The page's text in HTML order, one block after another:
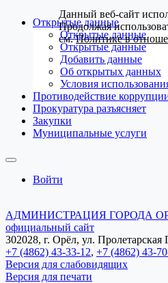
Открытые данные
Открытые данные
Открытые данные
Добавить данные
Об открытых данных
Условия
Противодействие
Прокуратура разъясняет
Закупки
Муниципальные услуги
Войти
АДМИНИСТРАЦИЯ ГОРОДА
официальный сайт
302028, г. Орёл, ул. Пролетарская
+7 (4862) 43-33-12, +7 (4862) 43-
Версия для слабовидящих
Версия для печати
Данный веб-сайт
Продолжая
см.Политике в